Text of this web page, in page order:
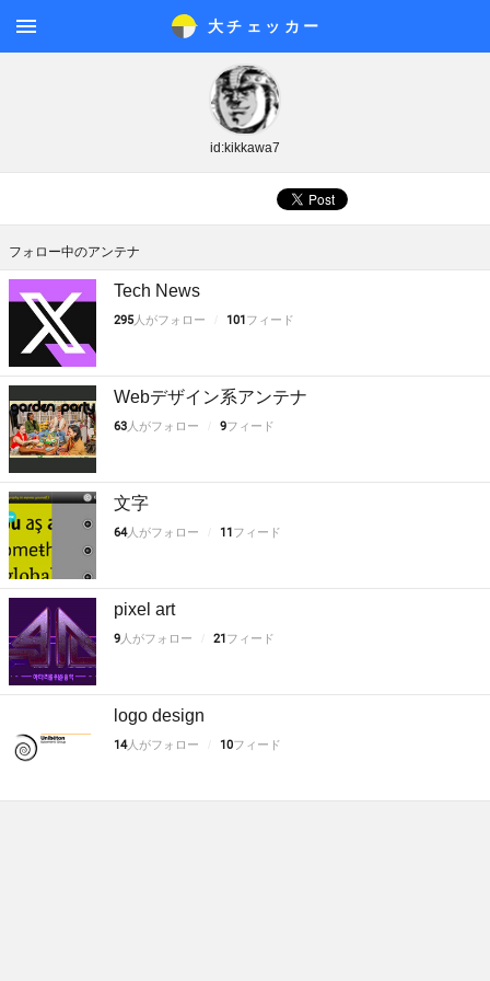
大チェッカ ー
メニ
id:kikkawa7
フォロー中のアンテナ
Tech News
295人がフォロー 101フィード
Webデザイン系アンテナ
63 人がフォロー 9フィード
文字
64人がフォロー 11フィード
pixel art
9 人がフォロー 21フィード
logo design
14人がフォロー 10フィード